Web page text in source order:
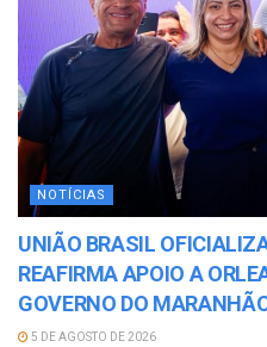
NOTÍCIAS
UNIÃO BRASIL
REAFIRMA APOIO A
GOVERNO DO
5 DE AGOSTO DE 2026